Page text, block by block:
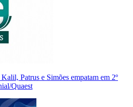
Patrus e Simões empatam em 2º
Quaest